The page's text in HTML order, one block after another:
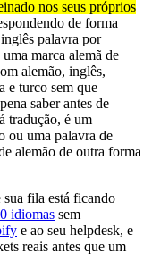
nos seus próprios
de forma
palavra por
marca alemã de
alemão, inglês,
e turco sem que
saber antes de
tradução, é um
ou uma palavra de
alemão de outra forma
sua fila está ficando
idiomas sem
e ao seu helpdesk, e
reais antes que um